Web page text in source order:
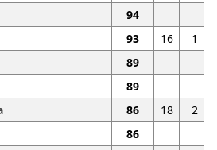
94
93 16
1
89
89
86 18
2
86